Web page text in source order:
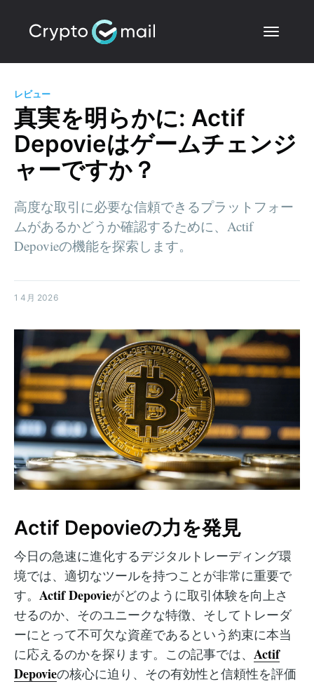
レビュー
真実を明らかに: Actif
Depovieはゲームチェンジ
ャーですか？
高度な取引に必要な信頼できるプラットフォー
ムがあるかどうか確認するために、Actif
Depovieの機能を探索します。
1 4月 2026
Actif Depovieの力を発見
今日の急速に進化するデジタルトレーディング環
境では、適切なツールを持つことが非常に重要で
す。 Actif Depovieがどのように取引体験を向上さ
せるのか、そのユニークな特徴、そしてトレーダ
ーにとって不可欠な資産であるという約束に本当
に応えるのかを探ります。この記事では、 Actif
Depovieの核心に迫り、その有効性と信頼性を評価